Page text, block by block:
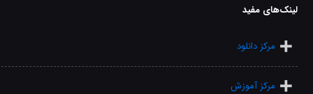
لینک‌های مفید
مرکز دانلود
مرکز آموزش